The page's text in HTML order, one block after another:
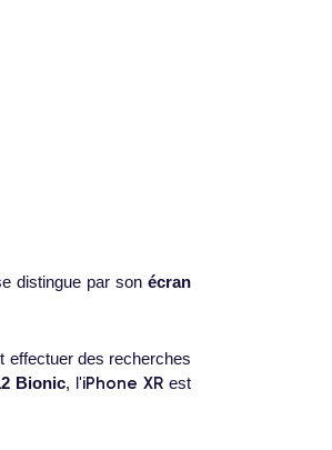
distingue par sonécran
effectuer des recherches
Bionic, l'iPhone XR est